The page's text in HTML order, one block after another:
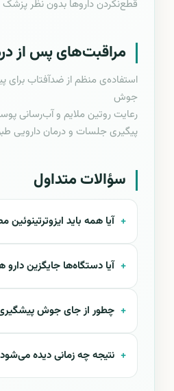
قطع‌نکردن داروها بدون نظر پزشک
مراقبت‌های پس از
استفاده‌ی منظم از ضدآفتاب برای
جوش
رعایت روتین ملایم و آب‌رسانی
پیگیری جلسات و درمان دارویی
سؤالات متداول
آیا همه باید
آیا دستگاه‌ها جایگزین دارو
چطور از جای جوش
نتیجه چه زمانی دیده